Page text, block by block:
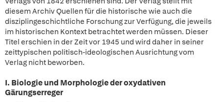
diesem Archiv Quellen für die historische wie auch die
disziplingeschichtliche Forschung zur Verfügung, die jeweils
im historischen Kontext betrachtet werden müssen. Dieser
Titel erschien in der Zeit vor 1945 und wird daher in seiner
zeittypischen politisch-ideologischen Ausrichtung vom
Verlag nicht beworben.
I. Biologie und Morphologie der oxydativen
Gärungserreger